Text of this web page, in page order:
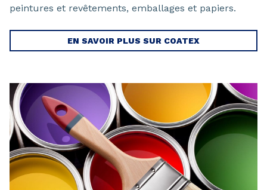
peintures et revêtements, emballages et papiers.
EN SAVOIR PLUS SUR COATEX